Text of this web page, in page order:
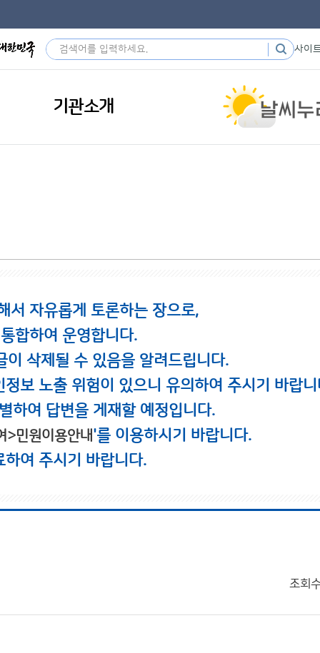
사이
기관소개
서 자유롭게 토론하는 장으로,
합하여 운영합니다.
삭제될 수 있음을 알려드립니다.
보 노출 위험이 있으니 유의하여 주시기 바랍니
하여 답변을 게재할 예정입니다.
>민원이용안내'를 이용하시기 바랍니다.
여 주시기 바랍니다.
조회